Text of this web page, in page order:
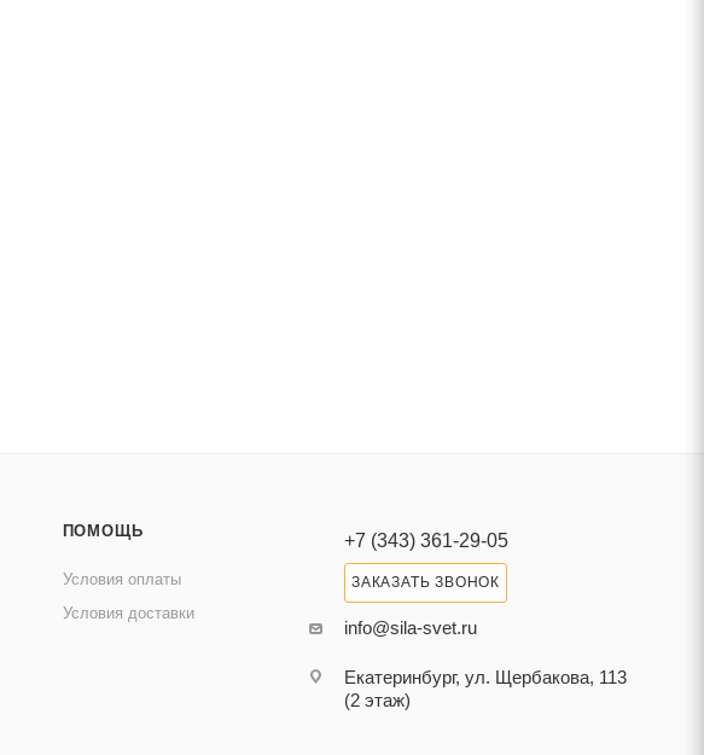
ПОМОЩЬ
Условия оплаты
Условия доставки
+7 (343) 361-29-05
ЗАКАЗАТЬ ЗВОНОК
info@sila-svet.ru
Екатеринбург, ул. Щербакова, 113
(2 этаж)